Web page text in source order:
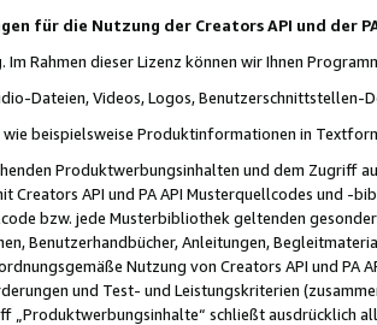
für die Nutzung der Creators API und der
. Im Rahmen dieser Lizenz können wir Ihnen
Dateien, Videos, Logos, Benutzerschnittstellen-
wie beispielsweise Produktinformationen in
Produktwerbungsinhalten und dem Zugriff
Creators API und PA API Musterquellcodes und
bzw. jede Musterbibliothek geltenden
Benutzerhandbücher, Anleitungen,
Nutzung von Creators API und PA
und Test- und Leistungskriterien
„Produktwerbungsinhalte“ schließt ausdrücklich